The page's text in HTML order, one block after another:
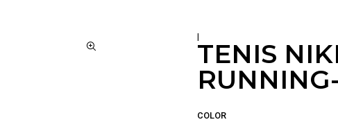
|
TENIS
COLOR